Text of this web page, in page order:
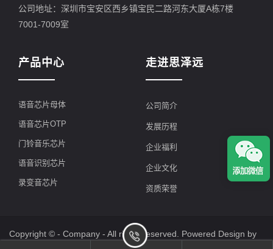
公司地址：深圳市宝安区西乡镇宝民二路河东大厦A栋7楼
7001-7009室
产品中心
语音芯片母体
语音芯片OTP
门铃音乐芯片
语音识别芯片
录变音芯片
走进思泽远
公司简介
发展历程
企业福利
企业文化
资质荣誉
Copyright © - Company - All rights reserved. Powered Design by